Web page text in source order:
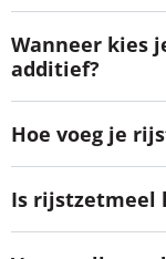
Wanneer kies
additief?
Hoe voeg je
Is rijstzetmeel